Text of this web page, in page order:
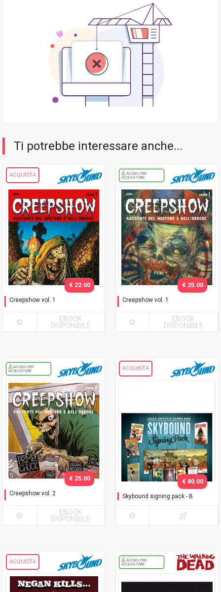
Ti potrebbe interessare anche...
ACQUISTA
Creepshow vol. 1
€ 22.00
EBOOK
DISPONIBILE
ACCEDI PER
ACQUISTARE
Creepshow vol. 1
Giang
€ 25.00
EBOOK
DISPONIBILE
ACCEDI PER
ACQUISTARE
Creepshow vol. 2
€ 25.00
EBOOK
DISPONIBILE
ACQUISTA
Skybound signing pack - B
€ 80.00
ACQUISTA
ACCEDI PER
ACQUISTARE